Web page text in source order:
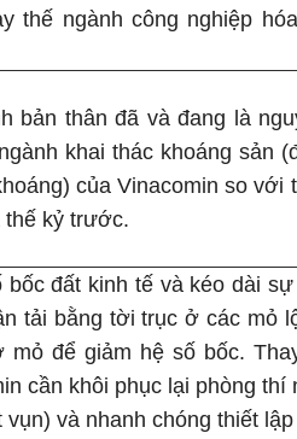
thế ngành công nghiệp
bản thân đã và đang là
khai thác khoáng sản
của Vinacomin so với
thế kỷ trước.
đất kinh tế và kéo dài
tải bằng tời trục ở các mỏ
mỏ để giảm hệ số bốc.
cần khôi phục lại phòng
và nhanh chóng thiết